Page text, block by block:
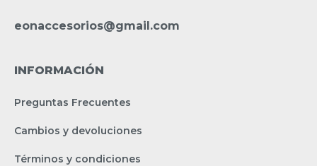
eonaccesorios@gmail.com
INFORMACIÓN
Preguntas Frecuentes
Cambios y devoluciones
Términos y condiciones